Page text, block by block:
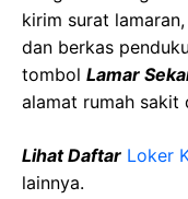
kirim surat
dan berkas
tombol Lamar
alamat rumah sakit
Lihat Daftar Loker
lainnya.